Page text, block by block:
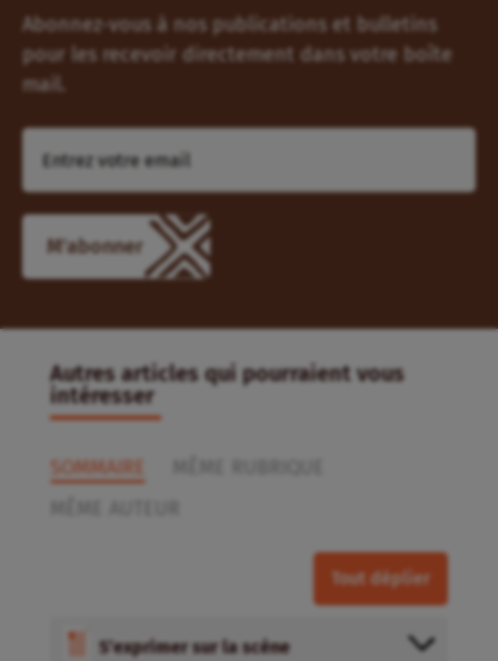
Abonnez-vous à nos publications et bulletins
pour les recevoir directement dans votre boîte
mail.
M'abonner
Autres articles qui pourraient vous
intéresser
SOMMAIRE
Tout déplier
S’exprimer sur la scène